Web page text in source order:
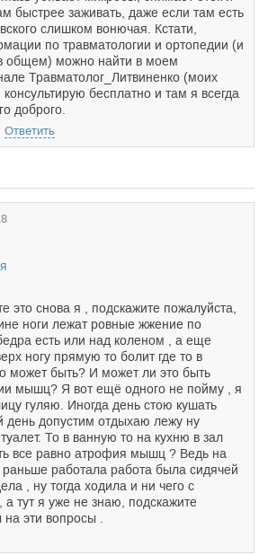
быстрее заживать, даже если там есть
слишком вонючая. Кстати,
по травматологии и ортопедии (и
общем) можно найти в моем
Травматолог_Литвиненко (моих
консультирую бесплатно и там я всегда
доброго.
Ответить
это снова я , подскажите пожалуйста,
ноги лежат ровные жжение по
есть или над коленом , а еще
ногу прямую то болит где то в
может быть? И может ли это быть
мышц? Я вот ещё одного не пойму , я
гуляю. Иногда день стою кушать
день допустим отдыхаю лежу ну
То в ванную то на кухню в зал
все равно атрофия мышц ? Ведь на
работала работа была сидячей
, ну тогда ходила и ни чего с
тут я уже не знаю, подскажите
эти вопросы .